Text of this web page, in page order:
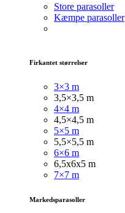
Store parasoller
Kæmpe parasoller
Firkantet størrelser
3×3 m
3,5×3,5 m
4×4 m
4,5×4,5 m
5×5 m
5,5×5,5 m
6×6 m
6,5x6x5 m
7×7 m
Markedsparasoller